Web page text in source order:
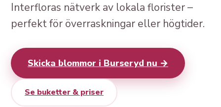
Interfloras nätverk av lokala florister –
perfekt för överraskningar eller högtider.
Skicka blommor i Burseryd nu →
Se buketter & priser